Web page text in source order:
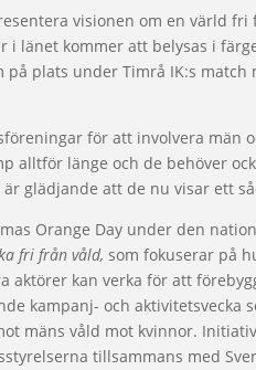
visionen om en värld
i länet kommer att belysas i
plats under Timrå IK:s match
för att involvera män
alltför länge och de behöver
glädjande att de nu visar ett
Orange Day under den
fri från våld, som fokuserar på
aktörer kan verka för att
kampanj- och aktivitetsvecka
mäns våld mot kvinnor.
tillsammans med